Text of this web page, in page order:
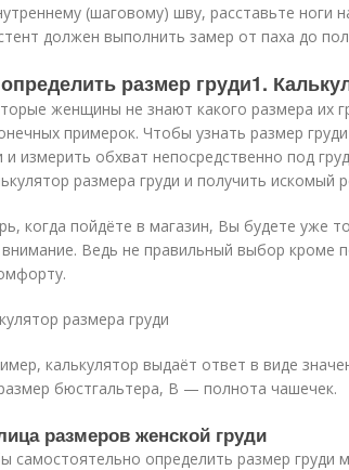
(шаговому) шву, расставьте ноги
должен выполнить замер от паха до
размер груди1.
женщины не знают какого размера их
примерок. Чтобы узнать размер
и измерить обхват непосредственно под
размера груди и получить искомый
когда пойдёте в магазин, Вы будете уже
внимание. Ведь не правильный выбор кроме
размера груди
калькулятор выдаёт ответ в виде
бюстгальтера, B — полнота чашечек.
размеров женской груди
самостоятельно определить размер груди